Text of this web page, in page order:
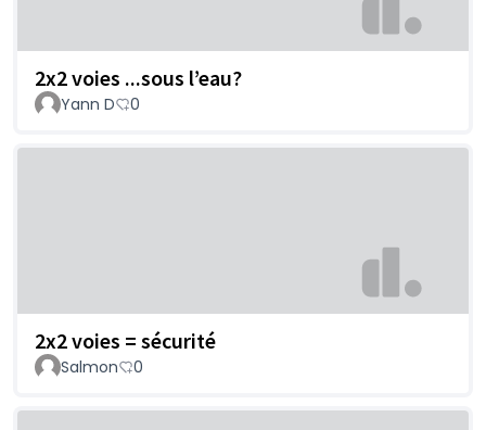
2x2 voies ...sous l’eau?
Yann D 0
2x2 voies = sécurité
Salmon 0